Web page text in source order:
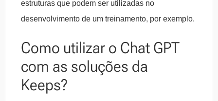
estruturas que podem ser utilizadas no
desenvolvimento de um treinamento, por exemplo.
Como utilizar o Chat GPT
com as soluções da
Keeps?